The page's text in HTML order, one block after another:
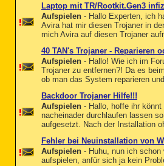
Laptop mit TR/Rootkit.Gen3
Aufspielen - Hallo Experten, ich
Avira hat mir diesen Trojaner in
mich Avira auf diesen Trojaner
40 TAN's Trojaner - Reparieren
Aufspielen - Hallo! Wie ich im
Trojaner zu entfernen?! Da es
ob man das System reparieren
Backdoor Trojaner Hilfe!!!
Aufspielen - Hallo, hoffe ihr
nacheinader durchlaufen lassen
aufgesetzt. Nach der Installation
Fehler bei Neuinstallation von
Aufspielen - Huhu, nun ich
aufspielen, anfür sich ja kein